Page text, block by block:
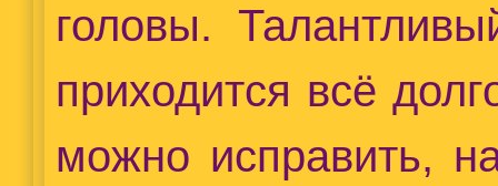
головы.
приходится всё
можно исправить,